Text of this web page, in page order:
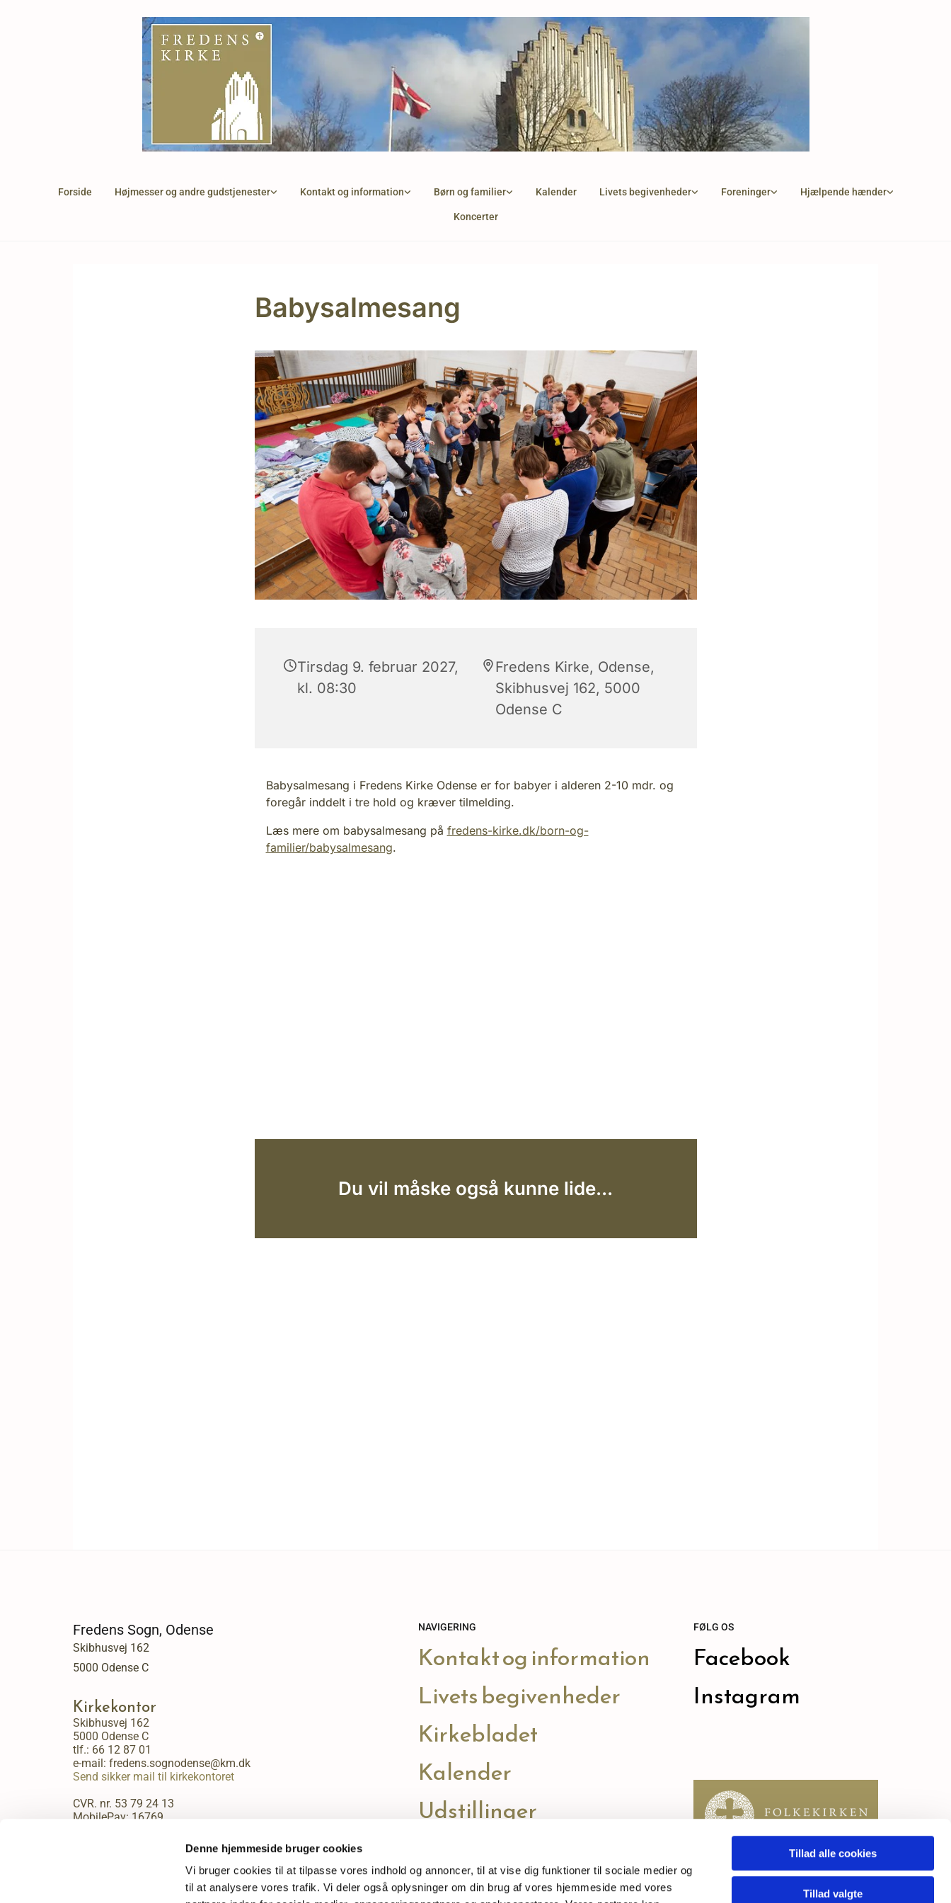
Denne hjemmeside bruger cookies
Vi bruger cookies til at tilpasse vores indhold og annoncer, til at vise dig funktioner til sociale medier og
til at analysere vores trafik. Vi deler også oplysninger om din brug af vores hjemmeside med vores
Tillad alle cookies
Tillad valgte
Forside Højmesser og andre gudstjenester Kontakt og information Børn og familier Kalender Livets begivenheder Foreninger Hjælpende hænder
Koncerter
Babysalmesang
Tirsdag 9. februar 2027,
kl. 08:30
Fredens Kirke, Odense,
Skibhusvej 162, 5000
Odense C
Babysalmesang i Fredens Kirke Odense er for babyer i alderen 2-10 mdr. og
foregår inddelt i tre hold og kræver tilmelding.
Læs mere om babysalmesang på fredens-kirke.dk/born-og-
familier/babysalmesang.
Du vil måske også kunne lide...
Fredens Sogn, Odense
Skibhusvej 162
5000 Odense C
Kirkekontor
Skibhusvej 162
5000 Odense C
tlf.: 66 12 87 01
e-mail: fredens.sognodense@km.dk
Send sikker mail til kirkekontoret
CVR. nr. 53 79 24 13
MobilePay: 16769
Kirkekontorets åbningstider:
NAVIGERING
Kontakt og information
Livets begivenheder
Kirkebladet
Kalender
Udstillinger
FØLG OS
Facebook
Instagram